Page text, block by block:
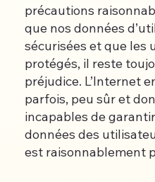
précautions
que nos données
sécurisées et que les
protégés, il reste
préjudice. L’Internet
parfois, peu sûr et
incapables de
données des
est raisonnablement